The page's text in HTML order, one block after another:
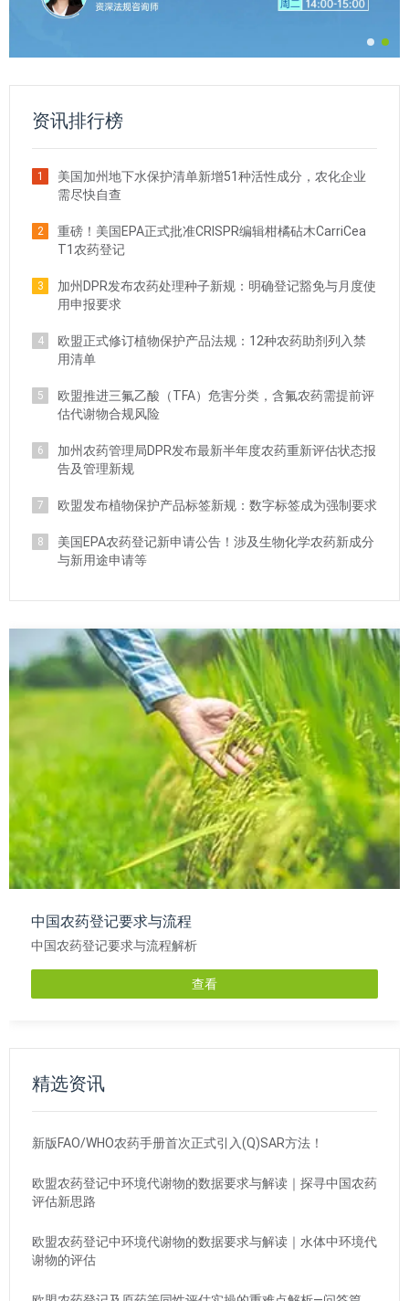
资讯排行榜
1
美国加州地下水保护清单新增51种活性成分，农化企业
需尽快自查
2
重磅！美国EPA正式批准CRISPR编辑柑橘砧木CarriCea
T1农药登记
3
加州DPR发布农药处理种子新规：明确登记豁免与月度使
用申报要求
4
欧盟正式修订植物保护产品法规：12种农药助剂列入禁
用清单
5
欧盟推进三氟乙酸（TFA）危害分类，含氟农药需提前评
估代谢物合规风险
6
加州农药管理局DPR发布最新半年度农药重新评估状态报
告及管理新规
7 欧盟发布植物保护产品标签新规：数字标签成为强制要求
8
美国EPA农药登记新申请公告！涉及生物化学农药新成分
与新用途申请等
中国农药登记要求与流程
中国农药登记要求与流程解析
查看
精选资讯
新版FAO/WHO农药手册首次正式引入(Q)SAR方法！
欧盟农药登记中环境代谢物的数据要求与解读｜探寻中国农药
评估新思路
欧盟农药登记中环境代谢物的数据要求与解读｜水体中环境代
谢物的评估